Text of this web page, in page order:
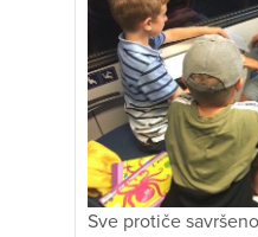
Sve protiče